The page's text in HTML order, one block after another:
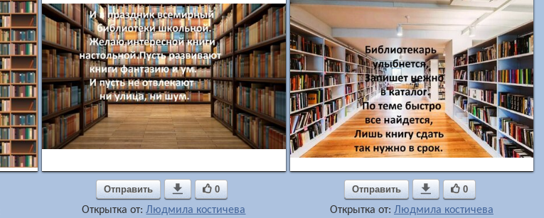
Отправить  0
Открытка от:Людмила костичева
Отправить  0
Открытка от: Людмила костичева